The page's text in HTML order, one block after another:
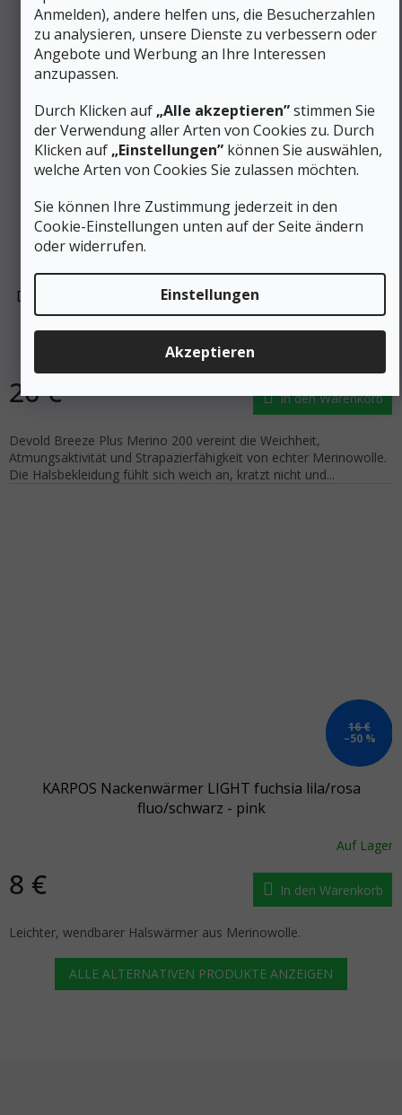
Anmelden), andere helfen uns, die Besucherzahlen
zu analysieren, unsere Dienste zu verbessern oder
Angebote und Werbung an Ihre Interessen
anzupassen.
Durch Klicken auf „Alle akzeptieren”stimmen Sie
der Verwendung aller Arten von Cookies zu. Durch
Klicken auf „Einstellungen” können Sie auswählen,
welche Arten von Cookies Sie zulassen möchten.
Sie können Ihre Zustimmung jederzeit in den
Cookie-Einstellungen unten auf der Seite ändern
oder widerrufen.
Einstellungen
Akzeptieren
37 €
DEVOLD MERINO 200 BREEZE PLUS HEADOVER Nebel-
Nackenwärmer - grün
26 € In den Warenkorb
Devold Breeze Plus Merino 200 vereint die Weichheit,
Atmungsaktivität und Strapazierfähigkeit von echter Merinowolle.
Die Halsbekleidung fühlt sich weich an, kratzt nicht und...
16 €
–50 %
KARPOS Nackenwärmer LIGHT fuchsia lila/rosa
fluo/schwarz - pink
Auf Lager
8 € In den Warenkorb
Leichter, wendbarer Halswärmer aus Merinowolle.
ALLE ALTERNATIVEN PRODUKTE ANZEIGEN